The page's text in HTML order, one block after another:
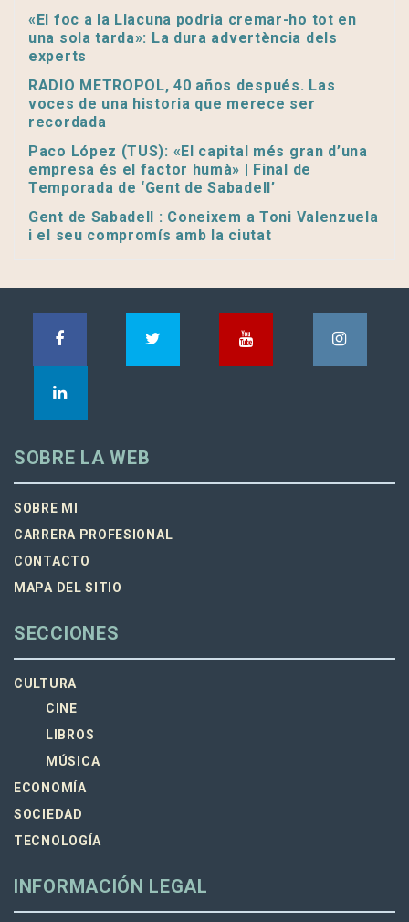
«El foc a la Llacuna podria cremar-ho tot en
una sola tarda»: La dura advertència dels
experts
RADIO METROPOL, 40 años después. Las
voces de una historia que merece ser
recordada
Paco López (TUS): «El capital més gran d’una
empresa és el factor humà» | Final de
Temporada de ‘Gent de Sabadell’
Gent de Sabadell : Coneixem a Toni Valenzuela
i el seu compromís amb la ciutat
SOBRE LA WEB
SOBRE MI
CARRERA PROFESIONAL
CONTACTO
MAPA DEL SITIO
SECCIONES
CULTURA
CINE
LIBROS
MÚSICA
ECONOMÍA
SOCIEDAD
TECNOLOGÍA
INFORMACIÓN LEGAL